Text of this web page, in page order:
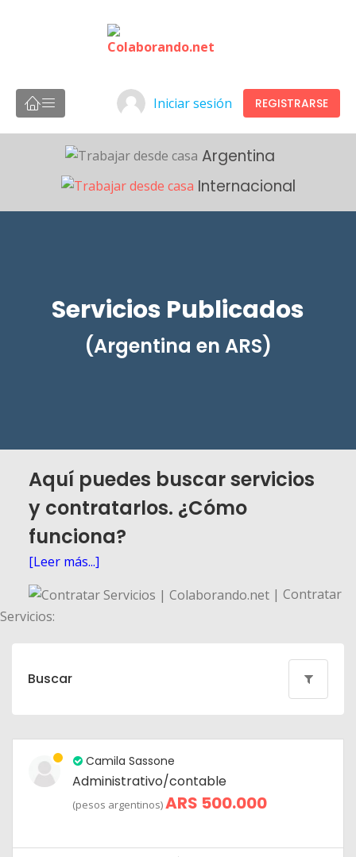
Iniciar sesión REGISTRARSE
Argentina
Internacional
Servicios Publicados
(Argentina en ARS)
Aquí puedes buscar servicios
y contratarlos. ¿Cómo
funciona?
[Leer más...]
| Contratar
Servicios:
Buscar
Camila Sassone
Administrativo/contable
(pesos argentinos)ARS 500.000